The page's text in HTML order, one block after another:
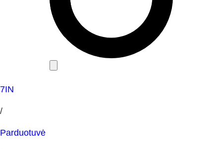
7IN
/
Parduotuvė